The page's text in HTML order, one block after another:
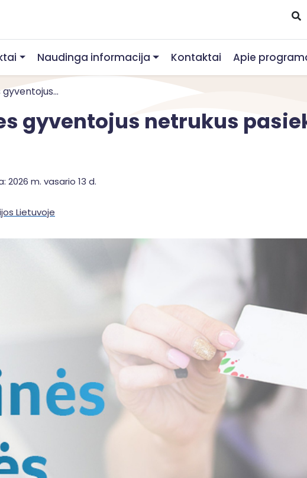
Naudinga informacija Kontaktai Apie
gyventojus netrukus
2026 m. vasario 13 d.
Lietuvoje